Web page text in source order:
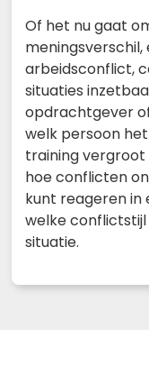
Of het nu gaat
arbeidsconflict,
situaties
opdrachtgever
welk persoon
training vergroot
hoe conflicten
kunt reageren in
welke
situatie.